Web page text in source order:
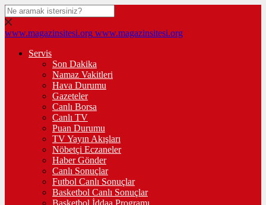
www.magazinsitesi.org www.magazinsitesi.org
Servis
Son Dakika
Namaz Vakitleri
Hava Durumu
Gazeteler
Canlı Borsa
Canlı TV
Puan Durumu
TV Yayın Akışları
Nöbetçi Eczaneler
Haber Gönder
Canlı Sonuçlar
Futbol Canlı Sonuçlar
Basketbol Canlı Sonuçlar
Basketbol İddaa Programı